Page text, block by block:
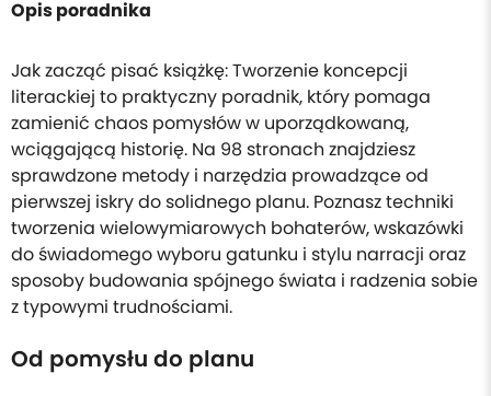
Opis poradnika
Jak zacząć pisać książkę: Tworzenie koncepcji
literackiej to praktyczny poradnik, który pomaga
zamienić chaos pomysłów w uporządkowaną,
wciągającą historię. Na 98 stronach znajdziesz
sprawdzone metody i narzędzia prowadzące od
pierwszej iskry do solidnego planu. Poznasz techniki
tworzenia wielowymiarowych bohaterów, wskazówki
do świadomego wyboru gatunku i stylu narracji oraz
sposoby budowania spójnego świata i radzenia sobie
z typowymi trudnościami.
Od pomysłu do planu